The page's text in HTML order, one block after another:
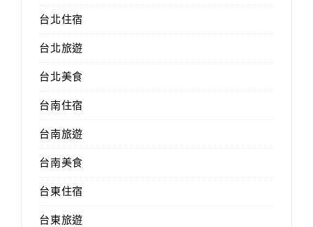
台北住宿
台北旅遊
台北美食
台南住宿
台南旅遊
台南美食
台東住宿
台東旅遊